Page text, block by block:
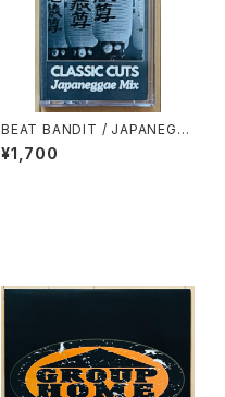
BEAT BANDIT / JAPANEGG
AE MIX(CLASSIC CUTS)
¥1,700